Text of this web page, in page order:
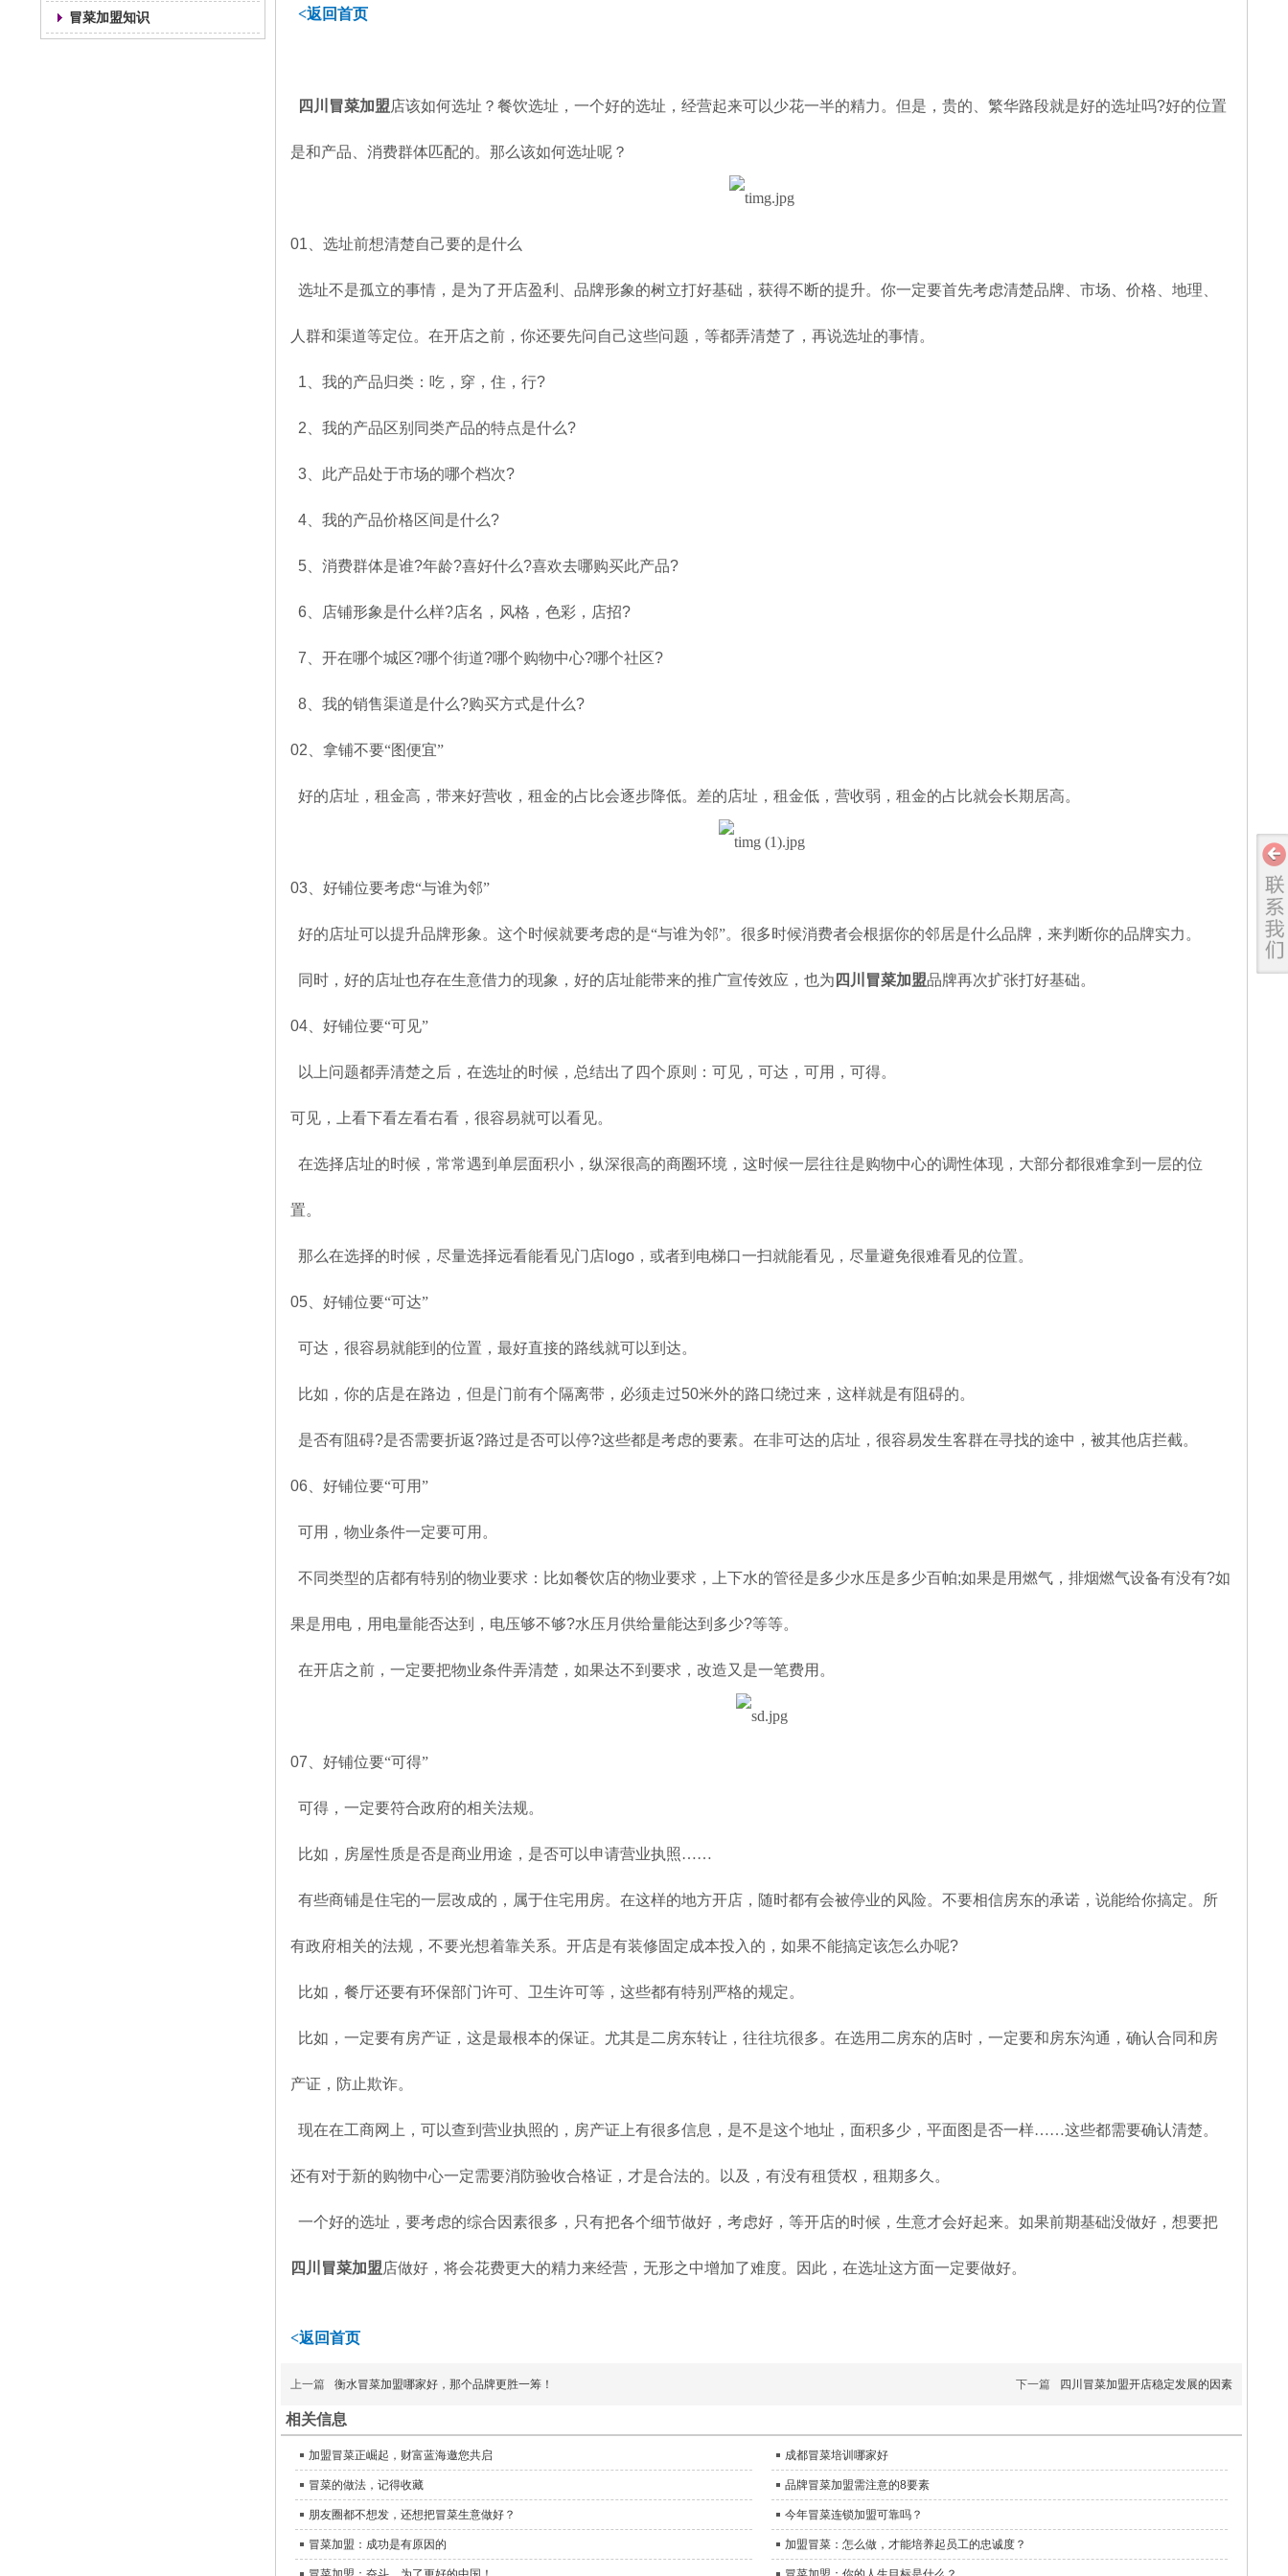
冒菜加盟知识 <返回首页
四川冒菜加盟店该如何选址？餐饮选址，一个好的选址，经营起来可以少花一半的精力。但是，贵的、繁华路段就是好的选址吗?好的位置
是和产品、消费群体匹配的。那么该如何选址呢？
01 、选址前想清楚自己要的是什么
选址不是孤立的事情，是为了开店盈利、品牌形象的树立打好基础，获得不断的提升。你一定要首先考虑清楚品牌、市场、价格、地理、
人群和渠道等定位。在开店之前，你还要先问自己这些问题，等都弄清楚了，再说选址的事情。
1 、我的产品归类：吃，穿，住，行?
2 、我的产品区别同类产品的特点是什么?
3 、此产品处于市场的哪个档次?
4 、我的产品价格区间是什么?
5 、消费群体是谁?年龄?喜好什么?喜欢去哪购买此产品?
6 、店铺形象是什么样?店名，风格，色彩，店招?
7 、开在哪个城区?哪个街道?哪个购物中心?哪个社区?
8 、我的销售渠道是什么?购买方式是什么?
02 、拿铺不要“图便宜”
好的店址，租金高，带来好营收，租金的占比会逐步降低。差的店址，租金低，营收弱，租金的占比就会长期居高。
03 、好铺位要考虑“与谁为邻”
好的店址可以提升品牌形象。这个时候就要考虑的是“与谁为邻”。很多时候消费者会根据你的邻居是什么品牌，来判断你的品牌实力。
同时，好的店址也存在生意借力的现象，好的店址能带来的推广宣传效应，也为 四川冒菜加盟品牌再次扩张打好基础。
04 、好铺位要“可见”
以上问题都弄清楚之后，在选址的时候，总结出了四个原则：可见，可达，可用，可得。
可见，上看下看左看右看，很容易就可以看见。
在选择店址的时候，常常遇到单层面积小，纵深很高的商圈环境，这时候一层往往是购物中心的调性体现，大部分都很难拿到一层的位
置。
那么在选择的时候，尽量选择远看能看见门店 logo ，或者到电梯口一扫就能看见，尽量避免很难看见的位置。
05 、好铺位要“可达”
可达，很容易就能到的位置，最好直接的路线就可以到达。
比如，你的店是在路边，但是门前有个隔离带，必须走过50米外的路口绕过来，这样就是有阻碍的。
是否有阻碍?是否需要折返?路过是否可以停?这些都是考虑的要素。在非可达的店址，很容易发生客群在寻找的途中，被其他店拦截。
06 、好铺位要“可用”
可用，物业条件一定要可用。
不同类型的店都有特别的物业要求：比如餐饮店的物业要求，上下水的管径是多少水压是多少百帕;如果是用燃气，排烟燃气设备有没有?如
果是用电，用电量能否达到，电压够不够?水压月供给量能达到多少?等等。
在开店之前，一定要把物业条件弄清楚，如果达不到要求，改造又是一笔费用。
07 、好铺位要“可得”
可得，一定要符合政府的相关法规。
比如，房屋性质是否是商业用途，是否可以申请营业执照……
有些商铺是住宅的一层改成的，属于住宅用房。在这样的地方开店，随时都有会被停业的风险。不要相信房东的承诺，说能给你搞定。所
有政府相关的法规，不要光想着靠关系。开店是有装修固定成本投入的，如果不能搞定该怎么办呢?
比如，餐厅还要有环保部门许可、卫生许可等，这些都有特别严格的规定。
比如，一定要有房产证，这是最根本的保证。尤其是二房东转让，往往坑很多。在选用二房东的店时，一定要和房东沟通，确认合同和房
产证，防止欺诈。
现在在工商网上，可以查到营业执照的，房产证上有很多信息，是不是这个地址，面积多少，平面图是否一样……这些都需要确认清楚。
还有对于新的购物中心一定需要消防验收合格证，才是合法的。以及，有没有租赁权，租期多久。
一个好的选址，要考虑的综合因素很多，只有把各个细节做好，考虑好，等开店的时候，生意才会好起来。如果前期基础没做好，想要把
四川冒菜加盟店做好，将会花费更大的精力来经营，无形之中增加了难度。因此，在选址这方面一定要做好。
<返回首页
上一篇 衡水冒菜加盟哪家好，那个品牌更胜一筹！ 下一篇 四川冒菜加盟开店稳定发展的因素
相关信息
加盟冒菜正崛起，财富蓝海邀您共启 成都冒菜培训哪家好
冒菜的做法，记得收藏 品牌冒菜加盟需注意的8要素
朋友圈都不想发，还想把冒菜生意做好？ 今年冒菜连锁加盟可靠吗？
冒菜加盟：成功是有原因的 加盟冒菜：怎么做，才能培养起员工的忠诚度？